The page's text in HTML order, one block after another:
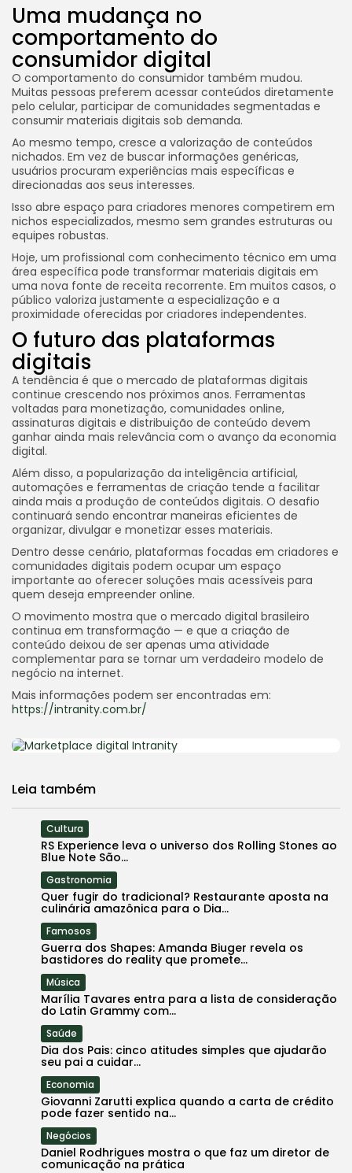
Uma mudança no
comportamento do
consumidor digital
O comportamento do consumidor também mudou.
Muitas pessoas preferem acessar conteúdos diretamente
pelo celular, participar de comunidades segmentadas e
consumir materiais digitais sob demanda.
Ao mesmo tempo, cresce a valorização de conteúdos
nichados. Em vez de buscar informações genéricas,
usuários procuram experiências mais específicas e
direcionadas aos seus interesses.
Isso abre espaço para criadores menores competirem em
nichos especializados, mesmo sem grandes estruturas ou
equipes robustas.
Hoje, um profissional com conhecimento técnico em uma
área específica pode transformar materiais digitais em
uma nova fonte de receita recorrente. Em muitos casos, o
público valoriza justamente a especialização e a
proximidade oferecidas por criadores independentes.
O futuro das plataformas
digitais
A tendência é que o mercado de plataformas digitais
continue crescendo nos próximos anos. Ferramentas
voltadas para monetização, comunidades online,
assinaturas digitais e distribuição de conteúdo devem
ganhar ainda mais relevância com o avanço da economia
digital.
Além disso, a popularização da inteligência artificial,
automações e ferramentas de criação tende a facilitar
ainda mais a produção de conteúdos digitais. O desafio
continuará sendo encontrar maneiras eficientes de
organizar, divulgar e monetizar esses materiais.
Dentro desse cenário, plataformas focadas em criadores e
comunidades digitais podem ocupar um espaço
importante ao oferecer soluções mais acessíveis para
quem deseja empreender online.
O movimento mostra que o mercado digital brasileiro
continua em transformação — e que a criação de
conteúdo deixou de ser apenas uma atividade
complementar para se tornar um verdadeiro modelo de
negócio na internet.
Mais informações podem ser encontradas em:
https://intranity.com.br/
Leia também
Cultura
RS Experience leva o universo dos Rolling Stones ao
Blue Note São...
Gastronomia
Quer fugir do tradicional? Restaurante aposta na
culinária amazônica para o Dia...
Famosos
Guerra dos Shapes: Amanda Biuger revela os
bastidores do reality que promete...
Música
Marília Tavares entra para a lista de consideração
do Latin Grammy com...
Saúde
Dia dos Pais: cinco atitudes simples que ajudarão
seu pai a cuidar...
Economia
Giovanni Zarutti explica quando a carta de crédito
pode fazer sentido na...
Negócios
Daniel Rodhrigues mostra o que faz um diretor de
comunicação na prática